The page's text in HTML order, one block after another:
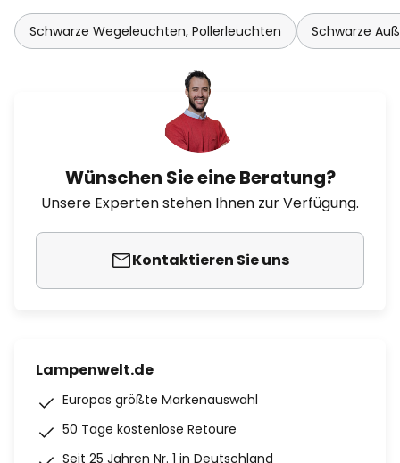
Schwarze Wegeleuchten, Pollerleuchten Schwarze
Wünschen Sie eine Beratung?
Unsere Experten stehen Ihnen zur Verfügung.
Kontaktieren Sie uns
Lampenwelt.de
Europas größte Markenauswahl
50 Tage kostenlose Retoure
Seit 25 Jahren Nr. 1 in Deutschland